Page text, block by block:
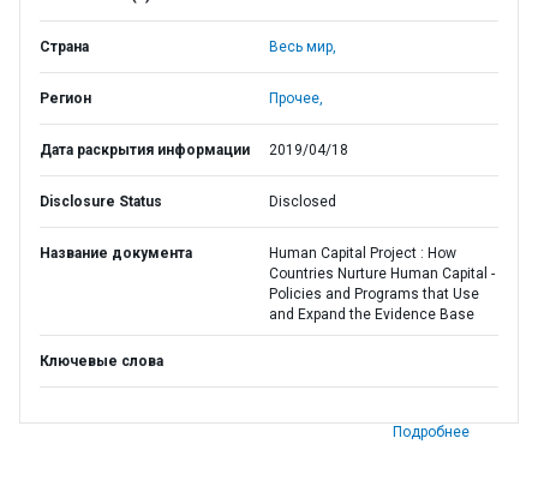
Страна Весь мир,
Регион Прочее,
Дата раскрытия информации 2019/04/18
Disclosure Status Disclosed
Название документа
Human Capital Project : How
Countries Nurture Human Capital -
Policies and Programs that Use
and Expand the Evidence Base
Ключевые слова
Подробнее